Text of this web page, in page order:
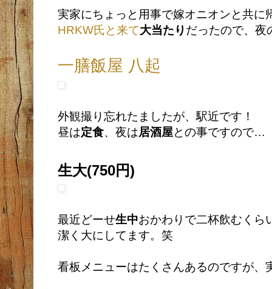
実家にちょっと用事で嫁オニオンと共に
HRKW氏と来て大当たり だったので、夜
一膳飯屋 八起
外観撮り忘れたましたが、駅近です！
昼は定食、夜は居酒屋との事ですので…
生大(750円)
最近どーせ生中おかわりで二杯飲むくら
潔く大にしてます。笑
看板メニューはたくさんあるのですが、